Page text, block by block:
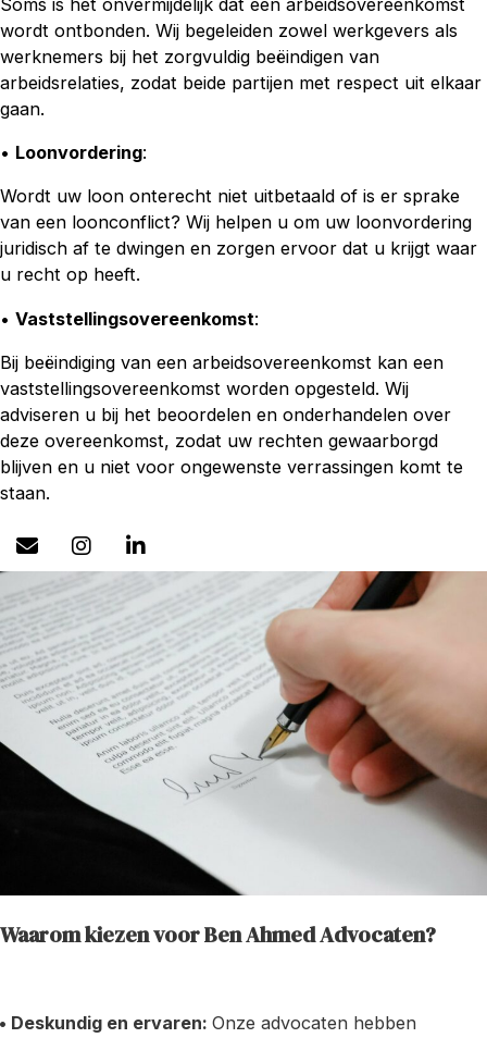
wordt ontbonden. Wij begeleiden zowel werkgevers als
werknemers bij het zorgvuldig beëindigen van
arbeidsrelaties, zodat beide partijen met respect uit elkaar
gaan.
• Loonvordering:
Wordt uw loon onterecht niet uitbetaald of is er sprake
van een loonconflict? Wij helpen u om uw loonvordering
juridisch af te dwingen en zorgen ervoor dat u krijgt waar
u recht op heeft.
• Vaststellingsovereenkomst:
Bij beëindiging van een arbeidsovereenkomst kan een
vaststellingsovereenkomst worden opgesteld. Wij
adviseren u bij het beoordelen en onderhandelen over
deze overeenkomst, zodat uw rechten gewaarborgd
blijven en u niet voor ongewenste verrassingen komt te
staan.
Waarom kiezen voor Ben Ahmed Advocaten?
• Deskundig en ervaren: Onze advocaten hebben